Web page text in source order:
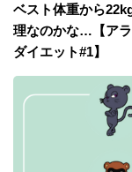
ベスト体重から
理なのかな…【ア
ダイエット#1】